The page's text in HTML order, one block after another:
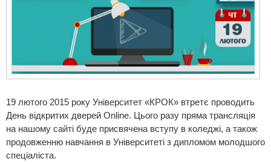
19 лютого 2015 року Університет «КРОК» втретє проводить
День відкритих дверей Online. Цього разу пряма трансляція
на нашому сайті буде присвячена вступу в коледжі, а також
продовженню навчання в Університеті з дипломом молодшого
спеціаліста.